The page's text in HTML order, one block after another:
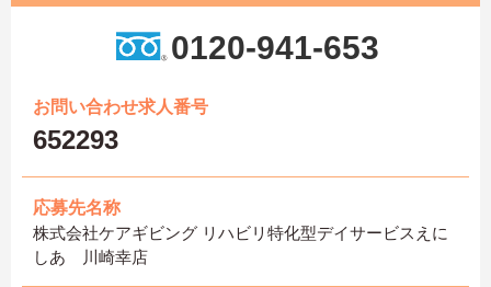
0120-941-653
お問い合わせ求人番号
652293
応募先名称
株式会社ケアギビング リハビリ特化型デイサービスえに
しあ 川崎幸店